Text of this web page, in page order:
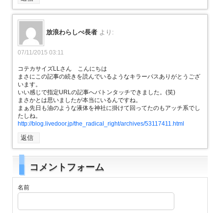
放浪わらしべ長者 より:
07/11/2015 03:11
コテカサイズLLさん こんにちは
まさにこの記事の続きを読んでいるようなキラーパスありがとうござ
います。
いい感じで指定URLの記事へバトンタッチできました。(笑)
まさかとは思いましたが本当にいるんですね。
まぁ先日も油のような液体を神社に掛けて回ってたのもアッチ系でし
たしね。
http://blog.livedoor.jp/the_radical_right/archives/53117411.html
返信
コメントフォーム
名前